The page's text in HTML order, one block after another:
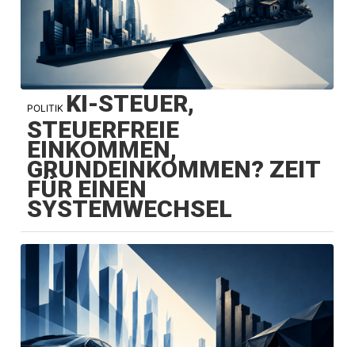
POLITIK KI-STEUER,
STEUERFREIE
EINKOMMEN,
GRUNDEINKOMMEN? ZEIT
FÜR EINEN
SYSTEMWECHSEL